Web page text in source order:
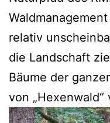
relativ
die Landschaft
Bäume der
von „Hexenwald“